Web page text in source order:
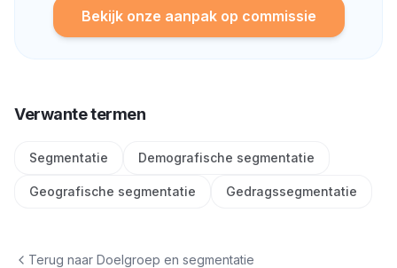
Bekijk onze aanpak op commissie
Verwante termen
Segmentatie Demografische segmentatie
Geografische segmentatie Gedragssegmentatie
Terug naar Doelgroep en segmentatie